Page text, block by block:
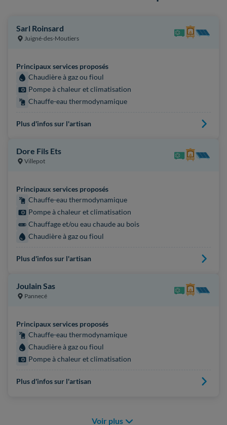
Sarl Roinsard
Juigné-des-Moutiers
Principaux services proposés
Chaudière à gaz ou fioul
Pompe à chaleur et climatisation
Chauffe-eau thermodynamique
Plus d'infos sur l'artisan
Dore Fils Ets
Villepot
Principaux services proposés
Chauffe-eau thermodynamique
Pompe à chaleur et climatisation
Chauffage et/ou eau chaude au bois
Chaudière à gaz ou fioul
Plus d'infos sur l'artisan
Joulain Sas
Pannecé
Principaux services proposés
Chauffe-eau thermodynamique
Chaudière à gaz ou fioul
Pompe à chaleur et climatisation
Plus d'infos sur l'artisan
Voir plus